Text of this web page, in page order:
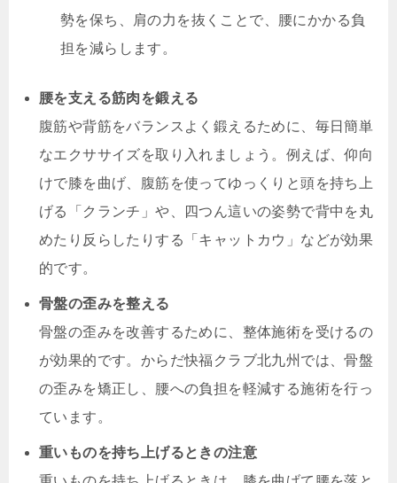
勢を保ち、肩の力を抜くことで、腰にかかる負
担を減らします。
腰を支える筋肉を鍛える
腹筋や背筋をバランスよく鍛えるために、毎日簡単
なエクササイズを取り入れましょう。例えば、仰向
けで膝を曲げ、腹筋を使ってゆっくりと頭を持ち上
げる「クランチ」や、四つん這いの姿勢で背中を丸
めたり反らしたりする「キャットカウ」などが効果
的です。
骨盤の歪みを整える
骨盤の歪みを改善するために、整体施術を受けるの
が効果的です。からだ快福クラブ北九州では、骨盤
の歪みを矯正し、腰への負担を軽減する施術を行っ
ています。
重いものを持ち上げるときの注意